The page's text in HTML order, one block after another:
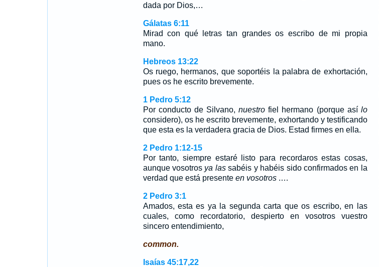
dada por Dios,…
Gálatas 6:11
Mirad con qué letras tan grandes os escribo de mi propia
mano.
Hebreos 13:22
Os ruego, hermanos, que soportéis la palabra de exhortación,
pues os he escrito brevemente.
1 Pedro 5:12
Por conducto de Silvano,nuestro fiel hermano (porque así lo
considero), os he escrito brevemente, exhortando y testificando
que esta es la verdadera gracia de Dios. Estad firmes en ella.
2 Pedro 1:12-15
Por tanto, siempre estaré listo para recordaros estas cosas,
aunque vosotros ya lassabéis y habéis sido confirmados en la
verdad que está presente en vosotros.…
2 Pedro 3:1
Amados, esta es ya la segunda carta que os escribo, en las
cuales, como recordatorio, despierto en vosotros vuestro
sincero entendimiento,
common.
Isaías 45:17,22